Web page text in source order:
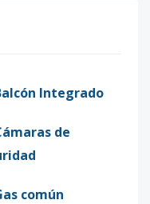
Integrado
de
común